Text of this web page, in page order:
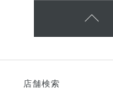
店舗検索